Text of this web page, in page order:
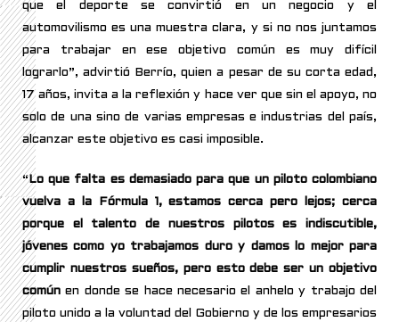
que el deporte se convirtió en un negocio y el
automovilismo es una muestra clara, y si no nos juntamos
para trabajar en ese objetivo común es muy difícil
lograrlo”, advirtió Berrío, quien a pesar de su corta edad,
17 años, invita a la reflexión y hace ver que sin el apoyo, no
solo de una sino de varias empresas e industrias del país,
alcanzar este objetivo es casi imposible.
“Lo que falta es demasiado para que un piloto colombiano
vuelva a la Fórmula 1, estamos cerca pero lejos; cerca
porque el talento de nuestros pilotos es indiscutible,
jóvenes como yo trabajamos duro y damos lo mejor para
cumplir nuestros sueños, pero esto debe ser un objetivo
comúnen donde se hace necesario el anhelo y trabajo del
piloto unido a la voluntad del Gobierno y de los empresarios